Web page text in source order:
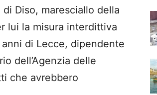
Diso, maresciallo della
lui la misura interdittiva
di Lecce, dipendente
dell’Agenzia delle
che avrebbero